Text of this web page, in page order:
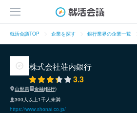
就活会議TOP 企業を探す 銀行業界の企業一覧
株式会社荘内銀行
3.3
山形県
金融(銀行)
300人以上1千人未満
https://www.shonai.co.jp/